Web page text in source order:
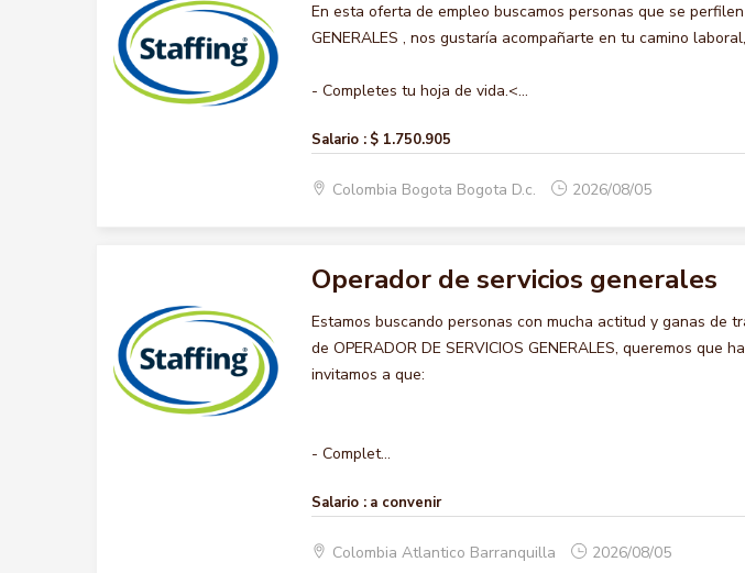
En esta oferta de empleo buscamos personas que se perfilen
GENERALES , nos gustaría acompañarte en tu camino
- Completes tu hoja de vida.<...
Salario : $ 1.750.905
Colombia Bogota Bogota D.c. 2026/08/05
Operador de servicios generales
Estamos buscando personas con mucha actitud y ganas de
de OPERADOR DE SERVICIOS GENERALES, queremos
invitamos a que:
- Complet...
Salario : a convenir
Colombia Atlantico Barranquilla 2026/08/05